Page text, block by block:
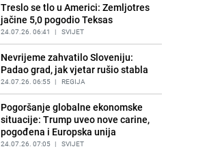
Ogromna potrošnja vode u dijelu
BiH: Inspektori krenuli u kontrole,
slijede kazne
PRIJE 2 DANA | BOSNA I HERCEGOVINA
Treslo se tlo u Americi: Zemljotres
jačine 5,0 pogodio Teksas
24.07.26. 06:41 | SVIJET
Nevrijeme zahvatilo Sloveniju:
Padao grad, jak vjetar rušio stabla
24.07.26. 06:55 | REGIJA
Pogoršanje globalne ekonomske
situacije: Trump uveo nove carine,
pogođena i Europska unija
24.07.26. 07:05 | SVIJET